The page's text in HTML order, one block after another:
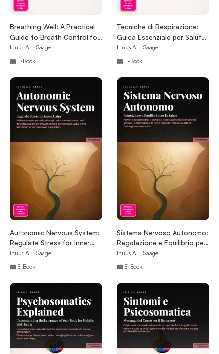
Breathing Well: A Practical
Guide to Breath Control for
a Balanced Life
Inuus A.I. Saage
E-Book
Tecniche di Respirazione:
Guida Essenziale per Salute
e Benessere
Inuus A.I. Saage
E-Book
Autonomic Nervous System:
Regulate Stress for Inner
Calm
Inuus A.I. Saage
E-Book
Sistema Nervoso Autonomo:
Regolazione e Equilibrio per
la Salute
Inuus A.I. Saage
E-Book